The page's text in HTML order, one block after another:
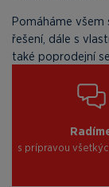
Pomáháme
řešení, dále s
také poprodejní
s prípravou